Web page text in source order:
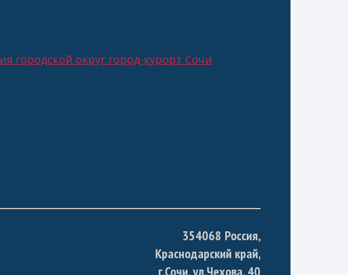
городской округ город-курорт Сочи
354068 Россия,
Краснодарский край,
г.Сочи, ул.Чехова, 40